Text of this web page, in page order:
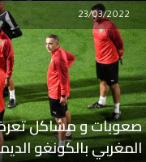
صعوبات و مشاكل تعرض
المغربي بالكونغو
23/03/2022